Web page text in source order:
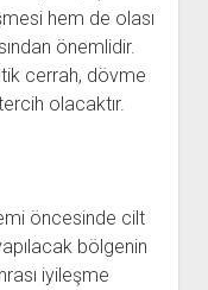
hem de olası
önemlidir.
cerrah, dövme
olacaktır.
öncesinde cilt
bölgenin
iyileşme